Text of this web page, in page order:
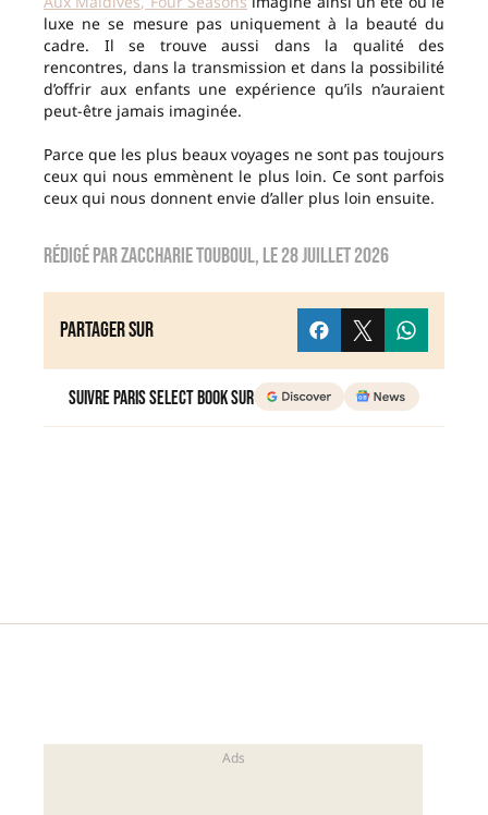
luxe ne se mesure pas uniquement à la beauté du
cadre. Il se trouve aussi dans la qualité des
rencontres, dans la transmission et dans la possibilité
d’offrir aux enfants une expérience qu’ils n’auraient
peut-être jamais imaginée.
Parce que les plus beaux voyages ne sont pas toujours
ceux qui nous emmènent le plus loin. Ce sont parfois
ceux qui nous donnent envie d’aller plus loin ensuite.
Rédigé parZaccharie TOUBOUL, le28 juillet 2026
Partager sur
Suivre Paris Select Book sur